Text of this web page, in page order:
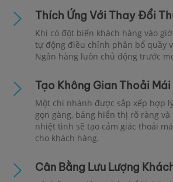
Thích Ứng Với Thay Đổi
Khi có đột biến khách hàng vào
tự động điều chỉnh phân bổ quầy
Ngân hàng luôn chủ động trước
Tạo Không Gian Thoải Mái
Một chi nhánh được sắp xếp hợp
gọn gàng, bảng hiển thị rõ ràng
nhiệt tình sẽ tạo cảm giác thoải
cho khách hàng.
Cân Bằng Lưu Lượng